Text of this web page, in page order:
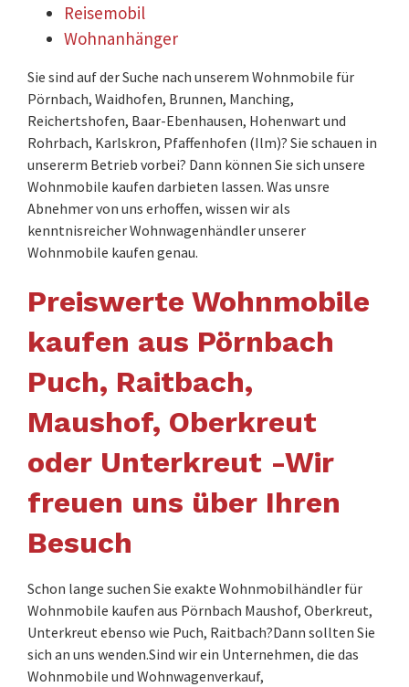
Reisemobil
Wohnanhänger
Sie sind auf der Suche nach unserem Wohnmobile für
Pörnbach, Waidhofen, Brunnen, Manching,
Reichertshofen, Baar-Ebenhausen, Hohenwart und
Rohrbach, Karlskron, Pfaffenhofen (Ilm)? Sie schauen in
unsererm Betrieb vorbei? Dann können Sie sich unsere
Wohnmobile kaufen darbieten lassen. Was unsre
Abnehmer von uns erhoffen, wissen wir als
kenntnisreicher Wohnwagenhändler unserer
Wohnmobile kaufen genau.
Preiswerte Wohnmobile
kaufen aus Pörnbach
Puch, Raitbach,
Maushof, Oberkreut
oder Unterkreut -Wir
freuen uns über Ihren
Besuch
Schon lange suchen Sie exakte Wohnmobilhändler für
Wohnmobile kaufen aus Pörnbach Maushof, Oberkreut,
Unterkreut ebenso wie Puch, Raitbach?Dann sollten Sie
sich an uns wenden.Sind wir ein Unternehmen, die das
Wohnmobile und Wohnwagenverkauf,